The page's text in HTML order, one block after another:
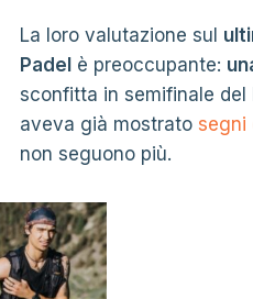
La loro valutazione sul
Padelè preoccupante:
sconfitta in semifinale del
aveva già mostrato segni
non seguono più.